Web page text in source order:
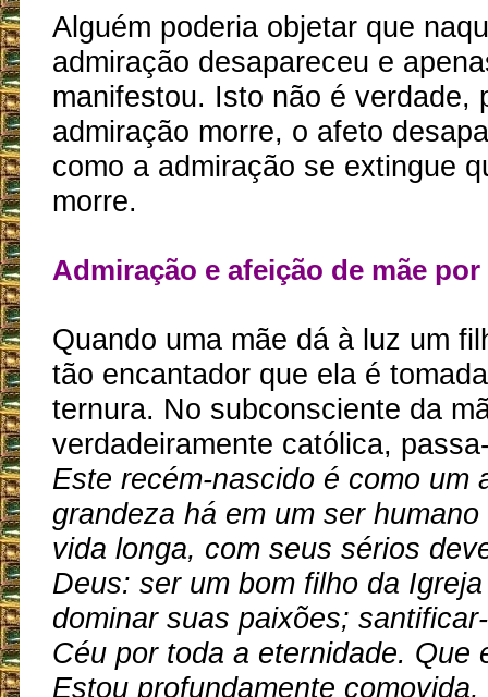
Alguém poderia objetar que
admiração desapareceu e
manifestou. Isto não é verdade,
admiração morre, o afeto
como a admiração se extingue
morre.
Admiração e afeição de mãe
Quando uma mãe dá à luz um
tão encantador que ela é
ternura. No subconsciente da
verdadeiramente católica,
Este recém-nascido é como um
grandeza há em um ser
vida longa, com seus sérios
Deus: ser um bom filho da
dominar suas paixões;
Céu por toda a eternidade. Que
Estou profundamente